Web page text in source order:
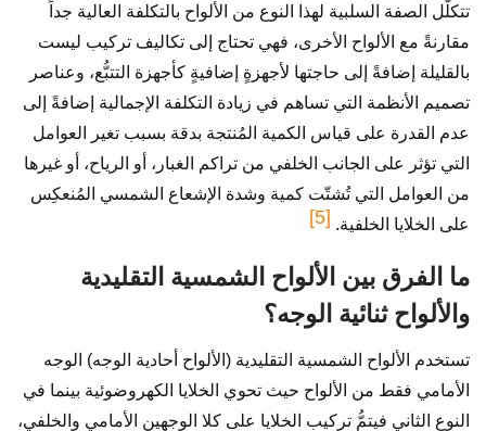
تتكلّل الصفة السلبية لهذا النوع من الألواح بالتكلفة العالية جداً
مقارنةً مع الألواح الأخرى، فهي تحتاج إلى تكاليف تركيب ليست
بالقليلة إضافةً إلى حاجتها لأجهزةٍ إضافيةٍ كأجهزة التتبُّع، وعناصر
تصميم الأنظمة التي تساهم في زيادة التكلفة الإجمالية إضافةً إلى
عدم القدرة على قياس الكمية المُنتجة بدقة بسبب تغير العوامل
التي تؤثر على الجانب الخلفي من تراكم الغبار، أو الرياح، أو غيرها
من العوامل التي تُشتّت كمية وشدة الإشعاع الشمسي المُنعكِس
على الخلايا الخلفية. [5]
ما الفرق بين الألواح الشمسية التقليدية
والألواح ثنائية الوجه؟
تستخدم الألواح الشمسية التقليدية (الألواح أحادية الوجه) الوجه
الأمامي فقط من الألواح حيث تحوي الخلايا الكهروضوئية بينما في
النوع الثاني فيتمُّ تركيب الخلايا على كلا الوجهين الأمامي والخلفي،